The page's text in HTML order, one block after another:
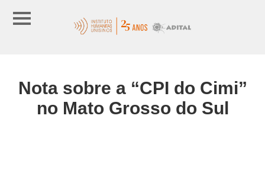
Nota sobre a “CPI do Cimi”
no Mato Grosso do Sul